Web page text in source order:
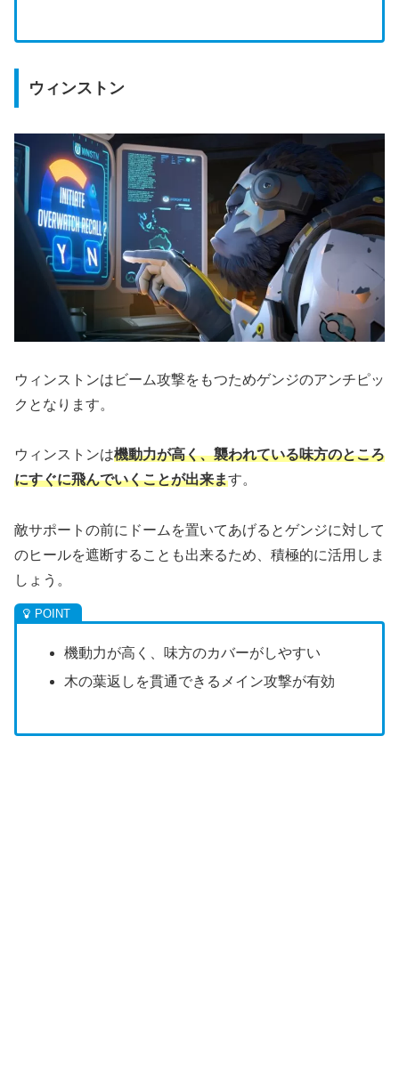
ウィンストン
ウィンストンはビーム攻撃をもつためゲンジのアンチピッ
クとなります。
ウィンストンは機動力が高く、襲われている味方のところ
にすぐに飛んでいくことが出来ます。
敵サポートの前にドームを置いてあげるとゲンジに対して
のヒールを遮断することも出来るため、積極的に活用しま
しょう。
機動力が高く、味方のカバーがしやすい
木の葉返しを貫通できるメイン攻撃が有効